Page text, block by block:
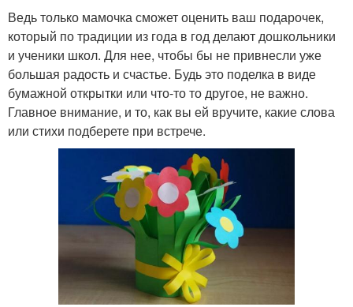
Ведь только мамочка сможет оценить ваш подарочек,
который по традиции из года в год делают дошкольники
и ученики школ. Для нее, чтобы бы не привнесли уже
большая радость и счастье. Будь это поделка в виде
бумажной открытки или что-то то другое, не важно.
Главное внимание, и то, как вы ей вручите, какие слова
или стихи подберете при встрече.